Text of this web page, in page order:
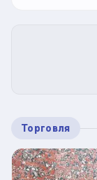
Торговля